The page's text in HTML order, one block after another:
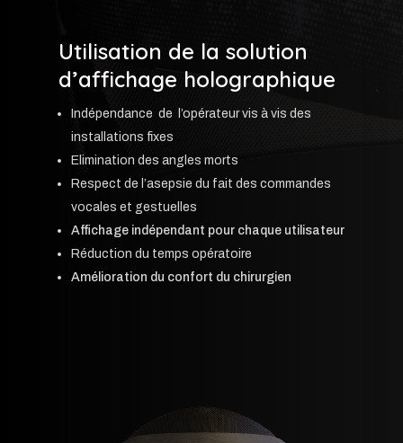
Utilisation de la solution
d’affichage holographique
Indépendance de l’opérateur vis à vis des
installations fixes
Elimination des angles morts
Respect de l’asepsie du fait des commandes
vocales et gestuelles
Affichage indépendant pour chaque utilisateur
Réduction du temps opératoire
Amélioration du confort du chirurgien